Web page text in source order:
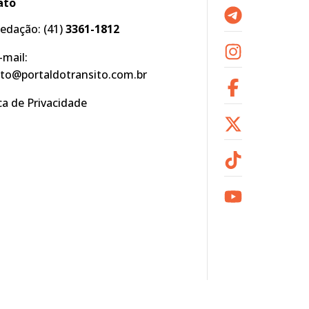
(41)3361-1812
de Privacidade